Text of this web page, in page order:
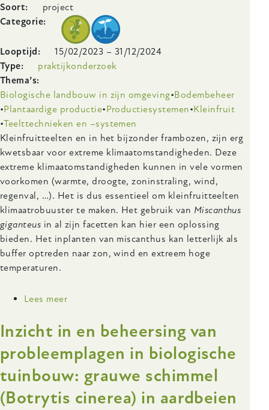
Soort
project
Categorie
Looptijd 15/02/2023 – 31/12/2024
Type
praktijkonderzoek
Thema’s
Biologische landbouw in zijn omgeving Bodembeheer
Plantaardige productie Productiesystemen Kleinfruit
Teelttechnieken en –systemen
Body
Kleinfruitteelten en in het bijzonder frambozen, zijn erg
kwetsbaar voor extreme klimaatomstandigheden. Deze
extreme klimaatomstandigheden kunnen in vele vormen
voorkomen (warmte, droogte, zoninstraling, wind,
regenval, …). Het is dus essentieel om kleinfruitteelten
klimaatrobuuster te maken. Het gebruik van Miscanthus
giganteus in al zijn facetten kan hier een oplossing
bieden. Het inplanten van miscanthus kan letterlijk als
buffer optreden naar zon, wind en extreem hoge
temperaturen.
Lees meer
en
bundelen
de
krachten
Inzicht in en beheersing van
probleemplagen in biologische
tuinbouw: grauwe schimmel
(Botrytis cinerea) in aardbeien